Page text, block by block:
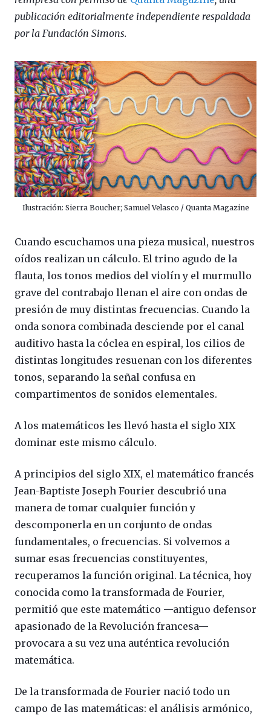
publicación editorialmente independiente respaldada
por la Fundación Simons.
Ilustración: Sierra Boucher; Samuel Velasco / Quanta Magazine
Cuando escuchamos una pieza musical, nuestros
oídos realizan un cálculo. El trino agudo de la
flauta, los tonos medios del violín y el murmullo
grave del contrabajo llenan el aire con ondas de
presión de muy distintas frecuencias. Cuando la
onda sonora combinada desciende por el canal
auditivo hasta la cóclea en espiral, los cilios de
distintas longitudes resuenan con los diferentes
tonos, separando la señal confusa en
compartimentos de sonidos elementales.
A los matemáticos les llevó hasta el siglo XIX
dominar este mismo cálculo.
A principios del siglo XIX, el matemático francés
Jean-Baptiste Joseph Fourier descubrió una
manera de tomar cualquier función y
descomponerla en un conjunto de ondas
fundamentales, o frecuencias. Si volvemos a
sumar esas frecuencias constituyentes,
recuperamos la función original. La técnica, hoy
conocida como la transformada de Fourier,
permitió que este matemático —antiguo defensor
apasionado de la Revolución francesa—
provocara a su vez una auténtica revolución
matemática.
De la transformada de Fourier nació todo un
campo de las matemáticas: el análisis armónico,